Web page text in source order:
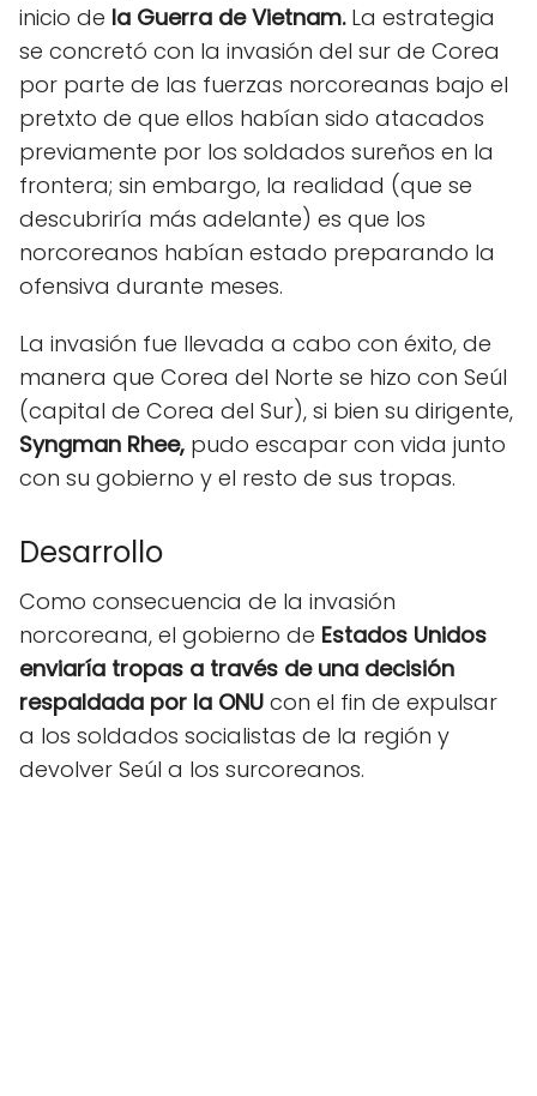
inicio de la Guerra de Vietnam.La estrategia
se concretó con la invasión del sur de Corea
por parte de las fuerzas norcoreanas bajo el
pretxto de que ellos habían sido atacados
previamente por los soldados sureños en la
frontera; sin embargo, la realidad (que se
descubriría más adelante) es que los
norcoreanos habían estado preparando la
ofensiva durante meses.
La invasión fue llevada a cabo con éxito, de
manera que Corea del Norte se hizo con Seúl
(capital de Corea del Sur), si bien su dirigente,
Syngman Rhee, pudo escapar con vida junto
con su gobierno y el resto de sus tropas.
Desarrollo
Como consecuencia de la invasión
norcoreana, el gobierno de Estados Unidos
enviaría tropas a través de una decisión
respaldada por la ONU con el fin de expulsar
a los soldados socialistas de la región y
devolver Seúl a los surcoreanos.